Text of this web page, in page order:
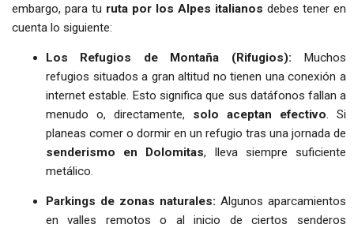
embargo, para tu ruta por los Alpes italianos debes tener en
cuenta lo siguiente:
Los Refugios de Montaña (Rifugios): Muchos
refugios situados a gran altitud no tienen una conexión a
internet estable. Esto significa que sus datáfonos fallan a
menudo o, directamente, solo aceptan efectivo. Si
planeas comer o dormir en un refugio tras una jornada de
senderismo en Dolomitas, lleva siempre suficiente
metálico.
Parkings de zonas naturales: Algunos aparcamientos
en valles remotos o al inicio de ciertos senderos